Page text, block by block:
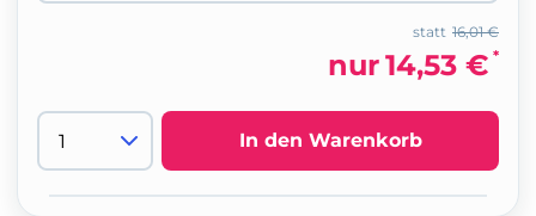
16,01 €
statt
nur14,53 € *
In den Warenkorb